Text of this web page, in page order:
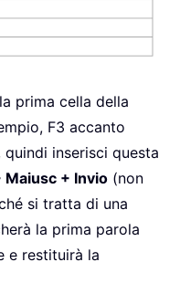
prima cella della
F3 accanto
inserisci questa
Maiusc + Invio (non
si tratta di una
la prima parola
e restituirà la